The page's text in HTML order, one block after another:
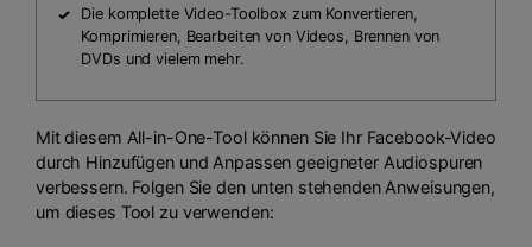
Die komplette Video-Toolbox zum Konvertieren,
Komprimieren, Bearbeiten von Videos, Brennen von
DVDs und vielem mehr.
Mit diesem All-in-One-Tool können Sie Ihr Facebook-Video
durch Hinzufügen und Anpassen geeigneter Audiospuren
verbessern. Folgen Sie den unten stehenden Anweisungen,
um dieses Tool zu verwenden: